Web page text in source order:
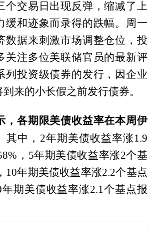
个交易日出现反弹，缩减了上
缓和迹象而录得的跌幅。周一
数据来刺激市场调整仓位，投
关注多位美联储官员的最新评
列投资级债券的发行，因企业
来的小长假之前发行债券。
，各期限美债收益率在本周伊
其中，2年期美债收益率涨1.9
，5年期美债收益率涨2个基
10年期美债收益率涨2.2个基点
年期美债收益率涨2.1个基点报